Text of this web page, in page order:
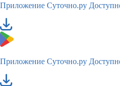
Приложение Суточно.ру
Приложение Суточно.ру